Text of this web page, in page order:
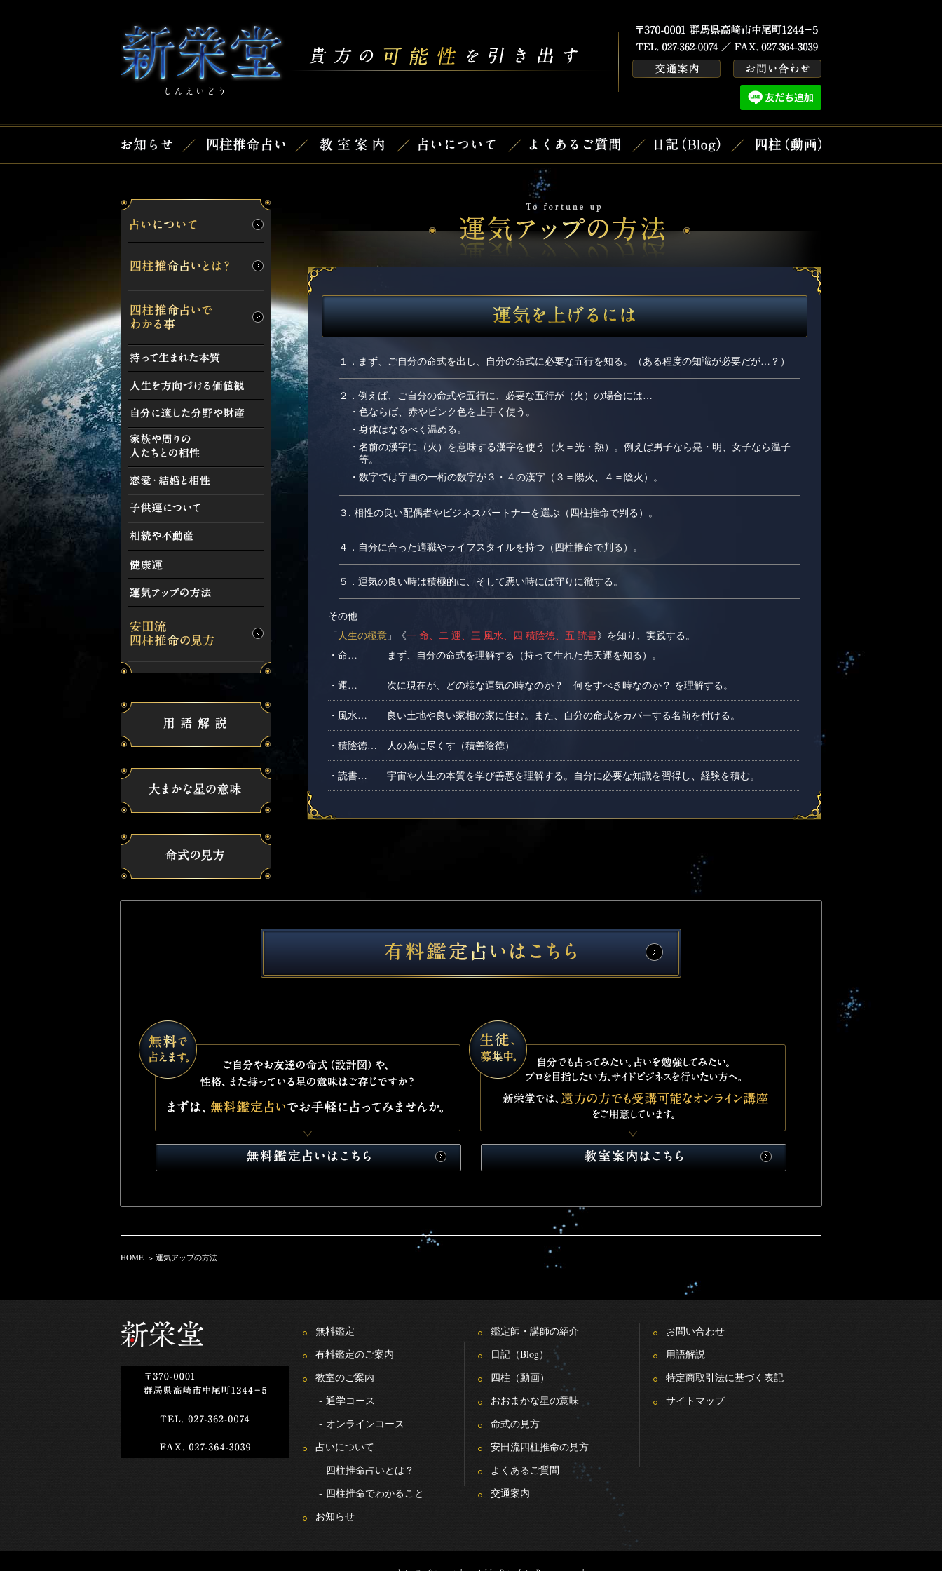
１．まず、ご自分の命式を出し、自分の命式に必要な五行を知る。（ある程度の知識が必要だが…？）
２．例えば、ご自分の命式や五行に、必要な五行が（火）の場合には…
・色ならば、赤やピンク色を上手く使う。
・身体はなるべく温める。
・名前の漢字に（火）を意味する漢字を使う（火＝光・熱）。例えば男子なら晃・明、女子なら温子
等。
・数字では字画の一桁の数字が３・４の漢字（３＝陽火、４＝陰火）。
３. 相性の良い配偶者やビジネスパートナーを選ぶ（四柱推命で判る）。
４．自分に合った適職やライフスタイルを持つ（四柱推命で判る）。
５．運気の良い時は積極的に、そして悪い時には守りに徹する。
その他
「人生の極意 」《一 命、二 運、三 風水、四 積陰徳、五 読書》を知り、実践する。
・命…
まず、自分の命式を理解する（持って生れた先天運を知る）。
・運… 次に現在が、どの様な運気の時なのか？ 何をすべき時なのか？ を理解する。
・風水… 良い土地や良い家相の家に住む。また、自分の命式をカバーする名前を付ける。
・積陰徳… 人の為に尽くす（積善陰徳）
・読書… 宇宙や人生の本質を学び善悪を理解する。自分に必要な知識を習得し、経験を積む。
HOME > 運気アップの方法
無料鑑定
有料鑑定のご案内
教室のご案内
- 通学コース
- オンラインコース
占いについて
- 四柱推命占いとは？
- 四柱推命でわかること
お知らせ
鑑定師・講師の紹介
日記（Blog）
四柱（動画）
おおまかな星の意味
命式の見方
安田流四柱推命の見方
よくあるご質問
交通案内
お問い合わせ
用語解説
特定商取引法に基づく表記
サイトマップ